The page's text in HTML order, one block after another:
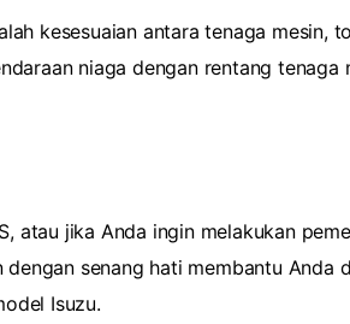
kesesuaian antara tenaga mesin,
niaga dengan rentang tenaga
atau jika Anda ingin melakukan
dengan senang hati membantu Anda
Isuzu.